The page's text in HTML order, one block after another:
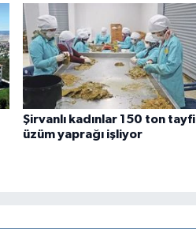
Şirvanlı kadınlar 150 ton tayfi
üzüm yaprağı işliyor